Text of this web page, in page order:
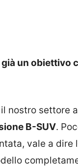
già un obiettivo
nostro settore
B-SUV.
vale a dire